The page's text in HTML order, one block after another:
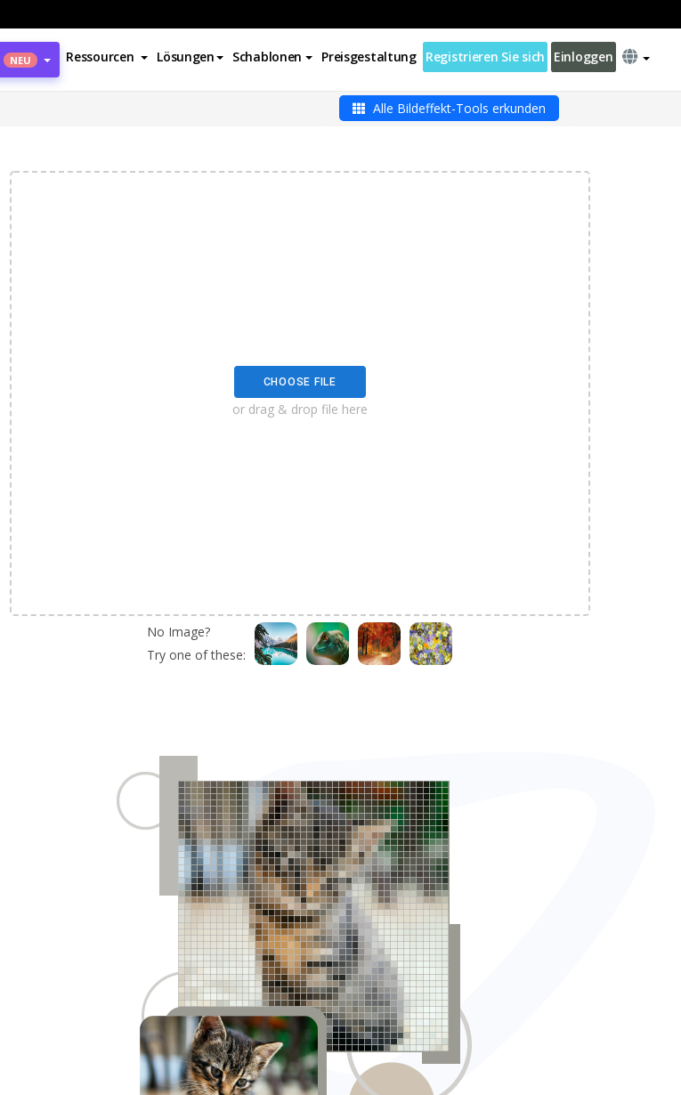
NEU Ressourcen Lösungen Schablonen Preisgestaltung Registrieren Sie sich Einloggen
Alle Bildeffekt-Tools erkunden
CHOOSE FILE
or drag & drop file here
No Image?
Try one of these: